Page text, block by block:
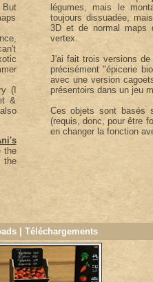
But
(I
&
the
the
légumes, mais le
toujours dissuadée,
3D et de normal maps
vertex.
J'ai fait trois versions
précisément "épicerie
avec une version
présentoirs dans un jeu
Ces objets sont
(requis, donc, pour être
en changer la fonction
| Téléchargements